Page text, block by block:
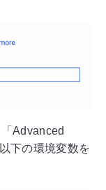
Advanced
下の環境変数を